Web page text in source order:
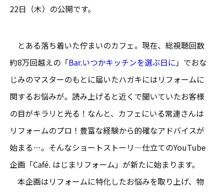
22日（木）の公開です。
とある落ち着いた佇まいのカフェ。現在、総視聴回数
約8万回越えの「Bar.いつかキッチンを選ぶ日に」でおな
じみのマスターのもとに届いたハガキにはリフォームに
関するお悩みが。読み上げると近くで聞いていたお客様
の目がキラリと光る！なんと、カフェにいる常連さんは
リフォームのプロ！豊富な経験から的確なアドバイスが
始まる…。そんなショートストーリ―仕立てのYouTube
企画「Café. はじまリフォーム」が新たに始まります。
本企画はリフォームに特化したお悩みを取り上げ、物